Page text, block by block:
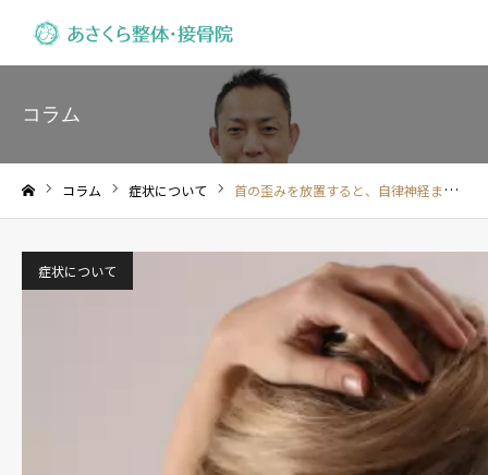
コラム
コラム 症状について 首の歪みを放置すると、自律神経まで崩れる理由
症状について